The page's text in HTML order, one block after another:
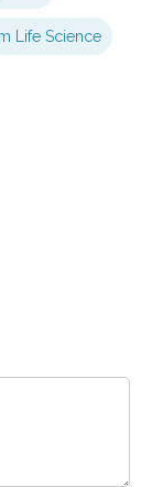
Life Science